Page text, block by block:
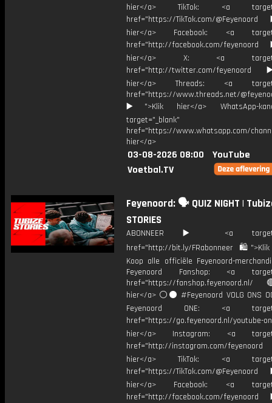
hier</a> TikTok: <a
href="https://TikTok.com/
hier</a> Facebook: <a
href="http://facebook.com/
hier</a> X: <a
href="http://twitter.com/
hier</a> Threads: <a
href="https://www.threads.net/
▶️">Klik hier</a> WhatsApp-
target="_blank"
href="https://www.whatsapp.com/
hier</a>
03-08-2026 08:00
YouTube
Voetbal.TV
Feyenoord: 🗣️ QUIZ NIGHT |
STORIES
ABONNEER ▶️ <a
href="http://bit.ly/FRabonneer
Koop alle officiële Feyenoord-
Feyenoord Fanshop: <a
href="https://
hier</a> ⚪️⚫ #Feyenoord VOLG ONS
Feyenoord ONE: <a
href="https://go.feyenoord.nl/youtube-
hier</a> Instagram: <a
href="http://instagram.com/
hier</a> TikTok: <a
href="https://TikTok.com/
hier</a> Facebook: <a
href="http://facebook.com/